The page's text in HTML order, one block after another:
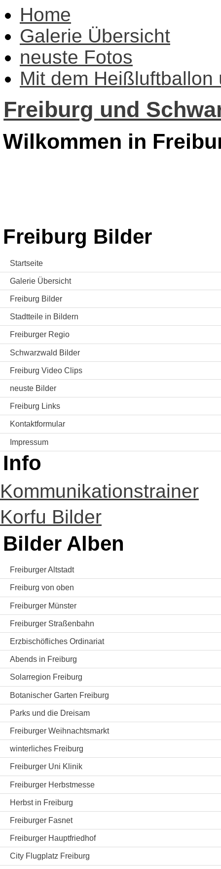
Home
Galerie Übersicht
neuste Fotos
Mit dem Heißluftballon
Freiburg und
Wilkommen in
Freiburg Bilder
Startseite
Galerie Übersicht
Freiburg Bilder
Stadtteile in Bildern
Freiburger Regio
Schwarzwald Bilder
Freiburg Video Clips
neuste Bilder
Freiburg Links
Kontaktformular
Impressum
Info
Kommunikationstrainer
Korfu Bilder
Bilder Alben
Freiburger Altstadt
Freiburg von oben
Freiburger Münster
Freiburger Straßenbahn
Erzbischöfliches Ordinariat
Abends in Freiburg
Solarregion Freiburg
Botanischer Garten Freiburg
Parks und die Dreisam
Freiburger Weihnachtsmarkt
winterliches Freiburg
Freiburger Uni Klinik
Freiburger Herbstmesse
Herbst in Freiburg
Freiburger Fasnet
Freiburger Hauptfriedhof
City Flugplatz Freiburg